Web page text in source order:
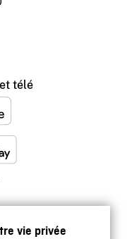
vie privée
télé